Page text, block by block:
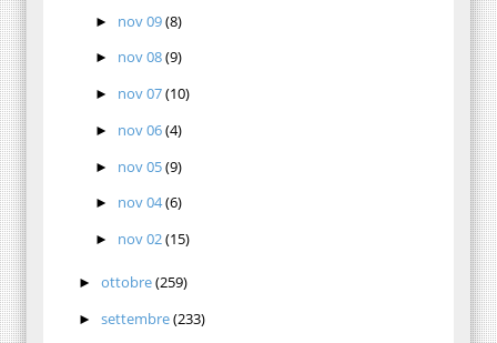
► nov 09(8)
► nov 08(9)
► nov 07(10)
► nov 06(4)
► nov 05(9)
► nov 04(6)
► nov 02(15)
► ottobre(259)
► settembre(233)